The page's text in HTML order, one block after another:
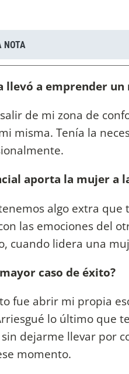
NOTA
llevó a emprender
de mi zona de
misma. Tenía la
aporta la mujer a
algo extra
las emociones del
cuando lidera una
caso de éxito?
fue abrir mi propia
lo último que
dejarme llevar por
momento.